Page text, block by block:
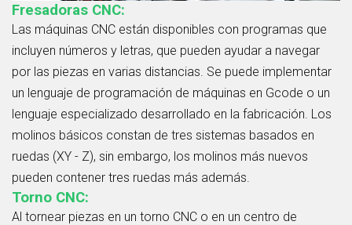
Fresadoras CNC:
Las máquinas CNC están disponibles con programas que
incluyen números y letras, que pueden ayudar a navegar
por las piezas en varias distancias. Se puede implementar
un lenguaje de programación de máquinas en Gcode o un
lenguaje especializado desarrollado en la fabricación. Los
molinos básicos constan de tres sistemas basados en
ruedas (XY - Z), sin embargo, los molinos más nuevos
pueden contener tres ruedas más además.
Torno CNC:
Al tornear piezas en un torno CNC o en un centro de